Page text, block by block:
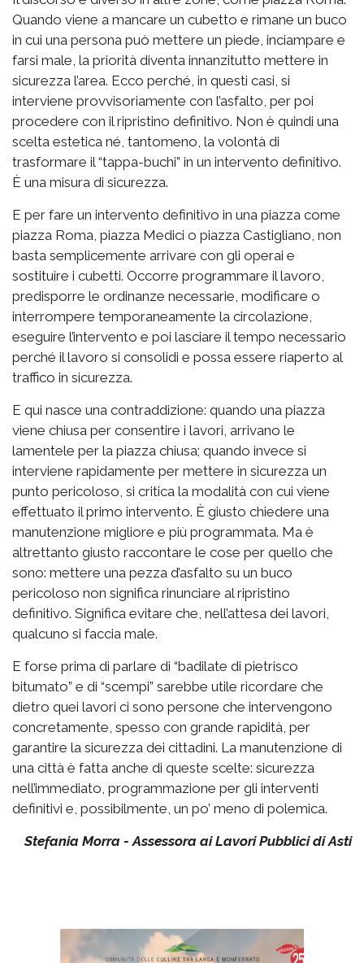
Quando viene a mancare un cubetto e rimane un buco
in cui una persona può mettere un piede, inciampare e
farsi male, la priorità diventa innanzitutto mettere in
sicurezza l’area. Ecco perché, in questi casi, si
interviene provvisoriamente con l’asfalto, per poi
procedere con il ripristino definitivo. Non è quindi una
scelta estetica né, tantomeno, la volontà di
trasformare il “tappa-buchi” in un intervento definitivo.
È una misura di sicurezza.
E per fare un intervento definitivo in una piazza come
piazza Roma, piazza Medici o piazza Castigliano, non
basta semplicemente arrivare con gli operai e
sostituire i cubetti. Occorre programmare il lavoro,
predisporre le ordinanze necessarie, modificare o
interrompere temporaneamente la circolazione,
eseguire l’intervento e poi lasciare il tempo necessario
perché il lavoro si consolidi e possa essere riaperto al
traffico in sicurezza.
E qui nasce una contraddizione: quando una piazza
viene chiusa per consentire i lavori, arrivano le
lamentele per la piazza chiusa; quando invece si
interviene rapidamente per mettere in sicurezza un
punto pericoloso, si critica la modalità con cui viene
effettuato il primo intervento. È giusto chiedere una
manutenzione migliore e più programmata. Ma è
altrettanto giusto raccontare le cose per quello che
sono: mettere una pezza d’asfalto su un buco
pericoloso non significa rinunciare al ripristino
definitivo. Significa evitare che, nell’attesa dei lavori,
qualcuno si faccia male.
E forse prima di parlare di “badilate di pietrisco
bitumato” e di “scempi” sarebbe utile ricordare che
dietro quei lavori ci sono persone che intervengono
concretamente, spesso con grande rapidità, per
garantire la sicurezza dei cittadini. La manutenzione di
una città è fatta anche di queste scelte: sicurezza
nell’immediato, programmazione per gli interventi
definitivi e, possibilmente, un po’ meno di polemica.
Stefania Morra - Assessora ai Lavori Pubblici di Asti